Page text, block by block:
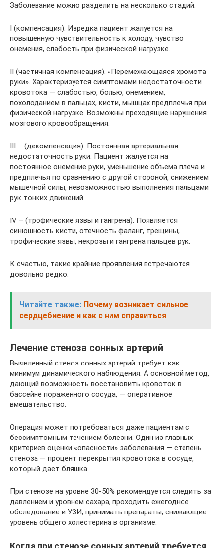
Заболевание можно разделить на несколько стадий:
I (компенсация). Изредка пациент жалуется на
повышенную чувствительность к холоду, чувство
онемения, слабость при физической нагрузке.
II (частичная компенсация). «Перемежающаяся хромота
руки». Характеризуется симптомами недостаточности
кровотока — слабостью, болью, онемением,
похолоданием в пальцах, кисти, мышцах предплечья при
физической нагрузке. Возможны преходящие нарушения
мозгового кровообращения.
III – (декомпенсация). Постоянная артериальная
недостаточность руки. Пациент жалуется на
постоянное онемение руки, уменьшение объема плеча и
предплечья по сравнению с другой стороной, снижением
мышечной силы, невозможностью выполнения пальцами
рук тонких движений.
IV – (трофические язвы и гангрена). Появляется
синюшность кисти, отечность фаланг, трещины,
трофические язвы, некрозы и гангрена пальцев рук.
К счастью, такие крайние проявления встречаются
довольно редко.
Читайте также: Почему возникает сильное
сердцебиение и как с ним справиться
Лечение стеноза сонных артерий
Выявленный стеноз сонных артерий требует как
минимум динамического наблюдения. А основной метод,
дающий возможность восстановить кровоток в
бассейне пораженного сосуда, — оперативное
вмешательство.
Операция может потребоваться даже пациентам с
бессимптомным течением болезни. Один из главных
критериев оценки «опасности» заболевания — степень
стеноза — процент перекрытия кровотока в сосуде,
который дает бляшка.
При стенозе на уровне 30-50% рекомендуется следить за
давлением и уровнем сахара, проходить ежегодное
обследование и УЗИ, принимать препараты, снижающие
уровень общего холестерина в организме.
Когда при стенозе сонных артерий требуется